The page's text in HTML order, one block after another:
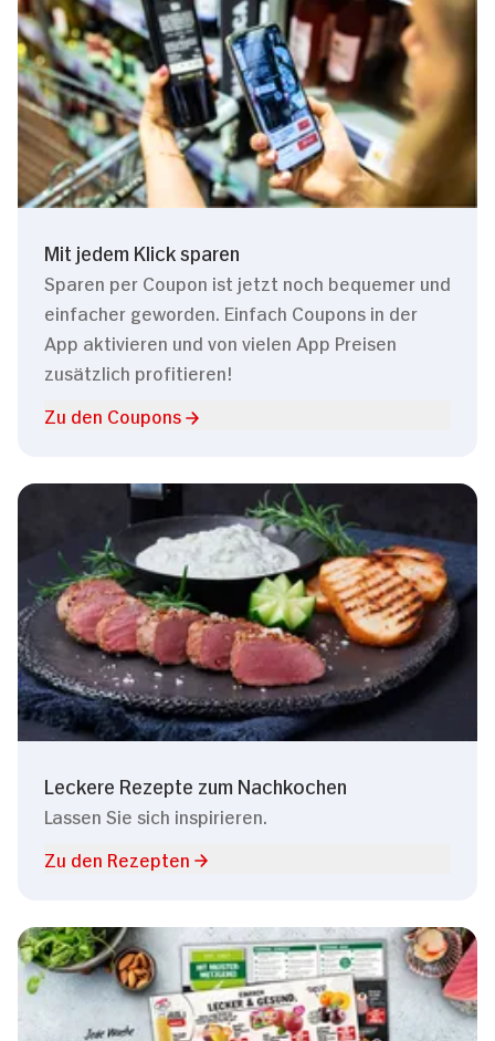
Mit jedem Klick sparen
Sparen per Coupon ist jetzt noch bequemer und
einfacher geworden. Einfach Coupons in der
App aktivieren und von vielen App Preisen
zusätzlich profitieren!
Zu den Coupons
Leckere Rezepte zum Nachkochen
Lassen Sie sich inspirieren.
Zu den Rezepten